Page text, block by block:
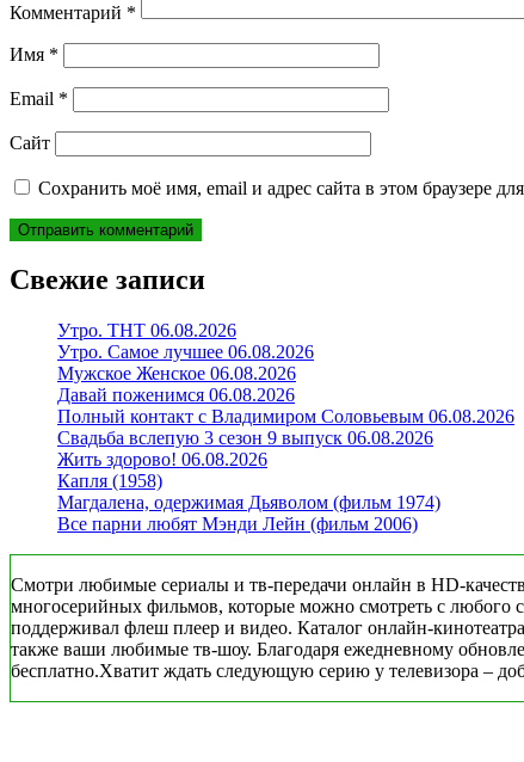
Комментарий *
Имя *
Email *
Сайт
Сохранить моё имя, email и адрес сайта в этом браузере
Свежие записи
Утро. ТНТ 06.08.2026
Утро. Самое лучшее 06.08.2026
Мужское Женское 06.08.2026
Давай поженимся 06.08.2026
Полный контакт с Владимиром Соловьевым 06.08.2026
Свадьба вслепую 3 сезон 9 выпуск 06.08.2026
Жить здорово! 06.08.2026
Капля (1958)
Магдалена, одержимая Дьяволом (фильм 1974)
Все парни любят Мэнди Лейн (фильм 2006)
Смотри любимые сериалы и тв-передачи онлайн в HD-
многосерийных фильмов, которые можно смотреть с любого
поддерживал флеш плеер и видео. Каталог онлайн-
также ваши любимые тв-шоу. Благодаря ежедневному
бесплатно.Хватит ждать следующую серию у телевизора –